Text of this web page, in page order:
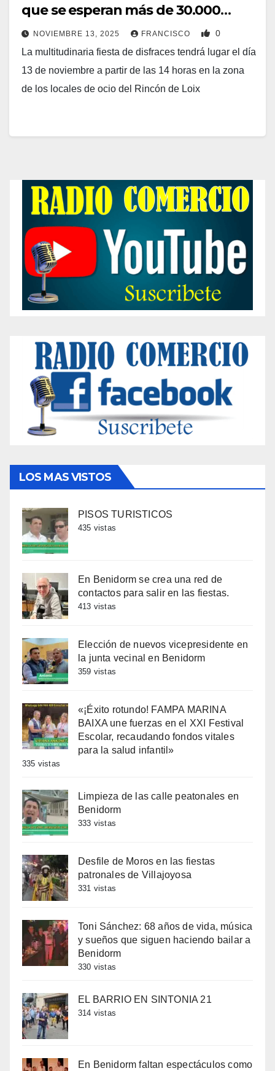
que se esperan más de 30.000
asistentes
NOVIEMBRE 13, 2025 FRANCISCO 0
La multitudinaria fiesta de disfraces tendrá lugar el día
13 de noviembre a partir de las 14 horas en la zona
de los locales de ocio del Rincón de Loix
LOS MAS VISTOS
PISOS TURISTICOS
435 vistas
En Benidorm se crea una red de
contactos para salir en las fiestas.
413 vistas
Elección de nuevos vicepresidente en
la junta vecinal en Benidorm
359 vistas
«¡Éxito rotundo! FAMPA MARINA
BAIXA une fuerzas en el XXI Festival
Escolar, recaudando fondos vitales
para la salud infantil»
335 vistas
Limpieza de las calle peatonales en
Benidorm
333 vistas
Desfile de Moros en las fiestas
patronales de Villajoyosa
331 vistas
Toni Sánchez: 68 años de vida, música
y sueños que siguen haciendo bailar a
Benidorm
330 vistas
EL BARRIO EN SINTONIA 21
314 vistas
En Benidorm faltan espectáculos como